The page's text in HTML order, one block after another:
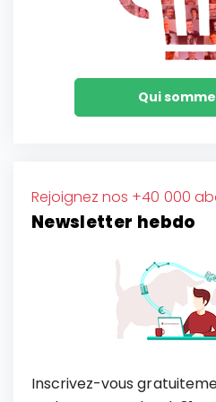
Qui
Rejoignez nos +40 000
Newsletter hebdo
Inscrivez-vous